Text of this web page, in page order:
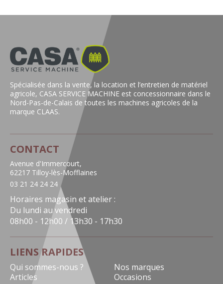
Spécialisée dans la vente, la location et l’entretien de matériel
agricole, CASA SERVICE MACHINE est concessionnaire dans le
Nord-Pas-de-Calais de toutes les machines agricoles de la
marque CLAAS.
CONTACT
Avenue d'Immercourt,
62217 Tilloy-lès-Mofflaines
03 21 24 24 24
Horaires magasin et atelier :
Du lundi au vendredi
08h00 - 12h00 / 13h30 - 17h30
LIENS RAPIDES
Qui sommes-nous ?
Nos marques
Articles
Occasions